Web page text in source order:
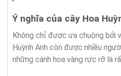
Ý nghĩa của cây Hoa
Không chỉ được ưa chuộng bởi
Huỳnh Anh còn được nhiều
những cánh hoa vàng rực rỡ là